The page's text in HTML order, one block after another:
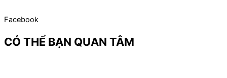
Facebook
CÓ THỂ BẠN QUAN TÂM